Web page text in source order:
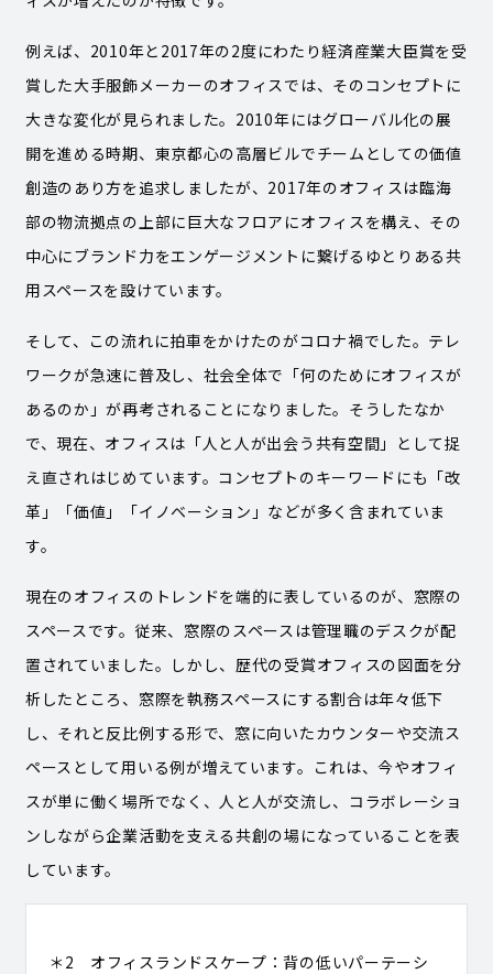
例えば、2010年と2017年の2度にわたり経済産業大臣賞を受
賞した大手服飾メーカーのオフィスでは、そのコンセプトに
大きな変化が見られました。2010年にはグローバル化の展
開を進める時期、東京都心の高層ビルでチームとしての価値
創造のあり方を追求しましたが、2017年のオフィスは臨海
部の物流拠点の上部に巨大なフロアにオフィスを構え、その
中心にブランド力をエンゲージメントに繋げるゆとりある共
用スペースを設けています。
そして、この流れに拍車をかけたのがコロナ禍でした。テレ
ワークが急速に普及し、社会全体で「何のためにオフィスが
あるのか」が再考されることになりました。そうしたなか
で、現在、オフィスは「人と人が出会う共有空間」として捉
え直されはじめています。コンセプトのキーワードにも「改
革」「価値」「イノベーション」などが多く含まれていま
す。
現在のオフィスのトレンドを端的に表しているのが、窓際の
スペースです。従来、窓際のスペースは管理職のデスクが配
置されていました。しかし、歴代の受賞オフィスの図面を分
析したところ、窓際を執務スペースにする割合は年々低下
し、それと反比例する形で、窓に向いたカウンターや交流ス
ペースとして用いる例が増えています。これは、今やオフィ
スが単に働く場所でなく、人と人が交流し、コラボレーショ
ンしながら企業活動を支える共創の場になっていることを表
しています。
＊2 オフィスランドスケープ：背の低いパーテーシ